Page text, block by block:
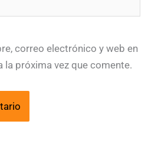
correo electrónico y web en
la próxima vez que comente.